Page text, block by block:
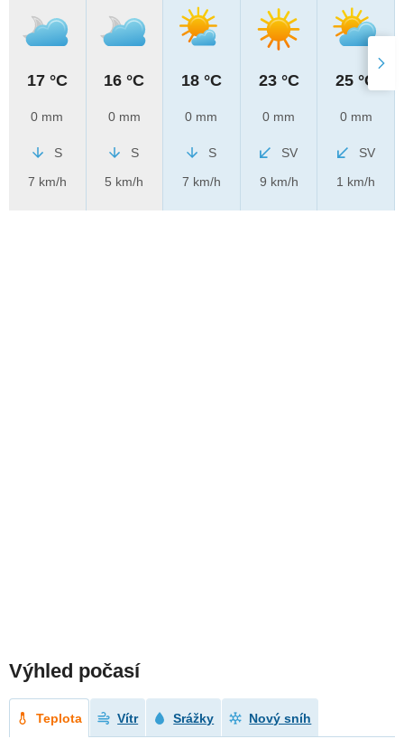
17 °C
0 mm
S
7 km/h
16 °C
0 mm
S
5 km/h
18 °C
0 mm
S
7 km/h
23 °C
0 mm
SV
9 km/h
25 °C
0 mm
SV
1 km/h
Výhled počasí
Teplota Vítr Srážky Nový sníh